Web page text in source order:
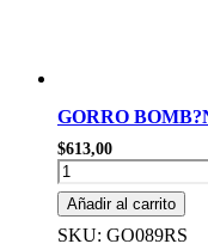
GORRO
$613,00
GORRO
BOMB?
N
GLITTER
Añadir al carrito
SKU: GO089RS